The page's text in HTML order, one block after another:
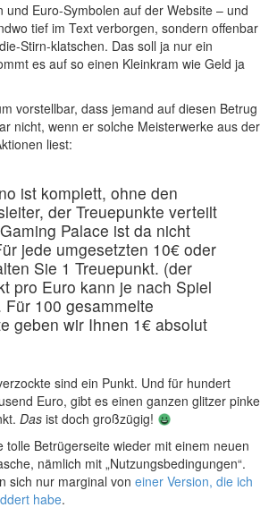
Euro-Symbolen auf der Website – und
tief im Text verborgen, sondern offenbar
Stirn-klatschen. Das soll ja nur ein
es auf so einen Kleinkram wie Geld ja
vorstellbar, dass jemand auf diesen Betrug
nicht, wenn er solche Meisterwerke aus der
liest:
ist komplett, ohne den
der Treuepunkte verteilt
Palace ist da nicht
jede umgesetzten 10€ oder
Sie 1 Treuepunkt. (der
pro Euro kann je nach Spiel
Für 100 gesammelte
geben wir Ihnen 1€ absolut
sind ein Punkt. Und für hundert
Euro, gibt es einen ganzen glitzer pinke
Das ist doch großzügig!
tolle Betrügerseite wieder mit einem neuen
nämlich mit „Nutzungsbedingungen“.
sich nur marginal von einer Version, die ich
habe.